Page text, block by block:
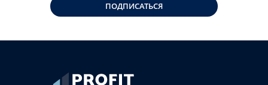
ПОДПИСАТЬСЯ